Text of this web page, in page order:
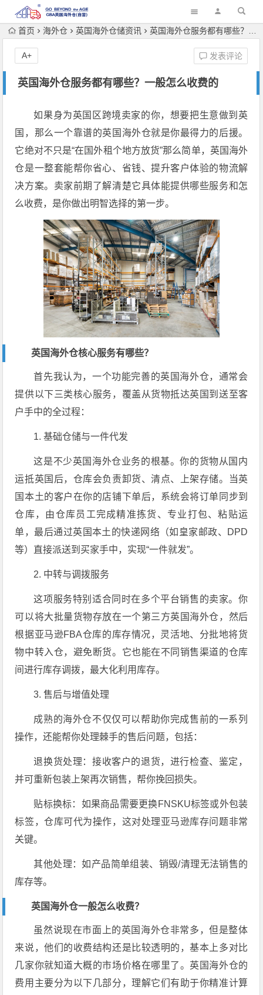
首页 海外仓 英国海外仓储资讯 英国海外仓服务都有哪些？一般怎么收费的
英国海外仓服务都有哪些？一般怎么收费的
发表评论
A+
如果身为英国区跨境卖家的你，想要把生意做到英
国，那么一个靠谱的英国海外仓就是你最得力的后援。
它绝对不只是“在国外租个地方放货”那么简单，英国海外
仓是一整套能帮你省心、省钱、提升客户体验的物流解
决方案。卖家前期了解清楚它具体能提供哪些服务和怎
么收费，是你做出明智选择的第一步。
英国海外仓核心服务有哪些？
首先我认为，一个功能完善的英国海外仓，通常会
提供以下三类核心服务，覆盖从货物抵达英国到送至客
户手中的全过程：
1. 基础仓储与一件代发
这是不少英国海外仓业务的根基。你的货物从国内
运抵英国后，仓库会负责卸货、清点、上架存储。当英
国本土的客户在你的店铺下单后，系统会将订单同步到
仓库，由仓库员工完成精准拣货、专业打包、粘贴运
单，最后通过英国本土的快递网络（如皇家邮政、DPD
等）直接派送到买家手中，实现“一件就发”。
2. 中转与调拨服务
这项服务特别适合同时在多个平台销售的卖家。你
可以将大批量货物存放在一个第三方英国海外仓，然后
根据亚马逊FBA仓库的库存情况，灵活地、分批地将货
物中转入仓，避免断货。它也能在不同销售渠道的仓库
间进行库存调拨，最大化利用库存。
3. 售后与增值处理
成熟的海外仓不仅仅可以帮助你完成售前的一系列
操作，还能帮你处理棘手的售后问题，包括：
退换货处理：接收客户的退货，进行检查、鉴定，
并可重新包装上架再次销售，帮你挽回损失。
贴标换标：如果商品需要更换FNSKU标签或外包装
标签，仓库可代为操作，这对处理亚马逊库存问题非常
关键。
其他处理：如产品简单组装、销毁/清理无法销售的
库存等。
英国海外仓一般怎么收费？
虽然说现在市面上的英国海外仓非常多，但是整体
来说，他们的收费结构还是比较透明的，基本上多对比
几家你就知道大概的市场价格在哪里了。英国海外仓的
费用主要分为以下几部分，理解它们有助于你精准计算